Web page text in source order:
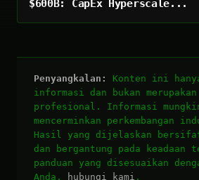
$600B: CapEx Hyperscale...
Penyangkalan:
Konten ini
informasi dan bukan
profesional. Informasi
mencerminkan perkembangan
Hasil yang dijelaskan
dan bergantung pada keadaan
panduan yang disesuaikan
Anda,
hubungi kami .